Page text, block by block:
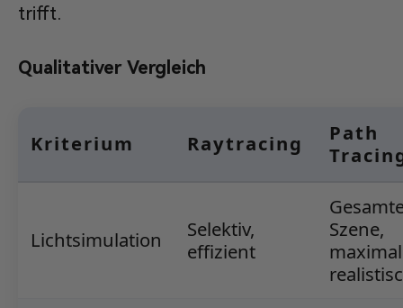
trifft.
Qualitativer Vergleich
Kriterium Raytracing
Path
Lichtsimulation
Selektiv,
effizient
Szene,
maximal